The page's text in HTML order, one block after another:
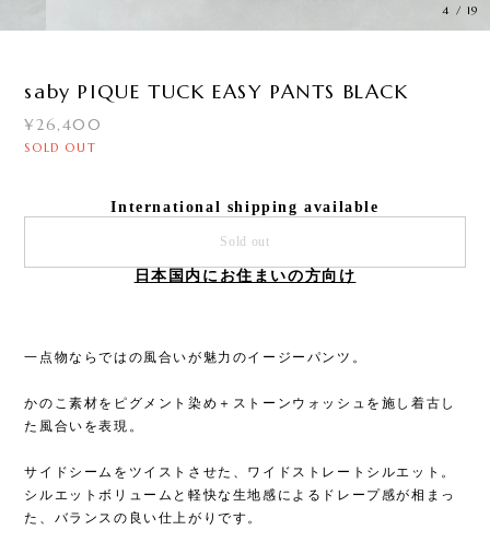
4 / 19
saby PIQUE TUCK EASY PANTS BLACK
¥26,400
SOLD OUT
International shipping available
Sold out
日本国内にお住まいの方向け
一点物ならではの風合いが魅力のイージーパンツ。
かのこ素材をピグメント染め＋ストーンウォッシュを施し着古し
た風合いを表現。
サイドシームをツイストさせた、ワイドストレートシルエット。
シルエットボリュームと軽快な生地感によるドレープ感が相まっ
た、バランスの良い仕上がりです。